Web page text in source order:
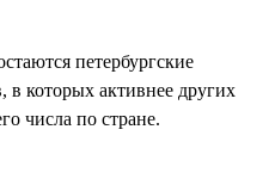
петербургские
в которых активнее других
числа по стране.